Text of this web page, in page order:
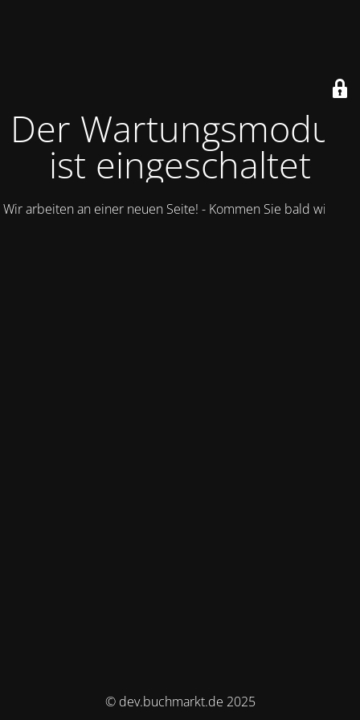
Der Wartungsmodus
ist eingeschaltet
Wir arbeiten an einer neuen Seite! - Kommen Sie bald wieder.
© dev.buchmarkt.de 2025